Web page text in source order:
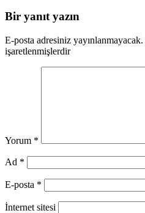
Bir yanıt yazın
E-posta adresiniz yayınlanmayacak.
işaretlenmişlerdir
Yorum *
Ad *
E-posta *
İnternet sitesi